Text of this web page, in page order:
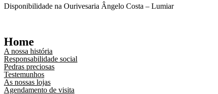
Disponibilidade na Ourivesaria Ângelo Costa – Lumiar
Home
A nossa história
Responsabilidade social
Pedras preciosas
Testemunhos
As nossas lojas
Agendamento de visita